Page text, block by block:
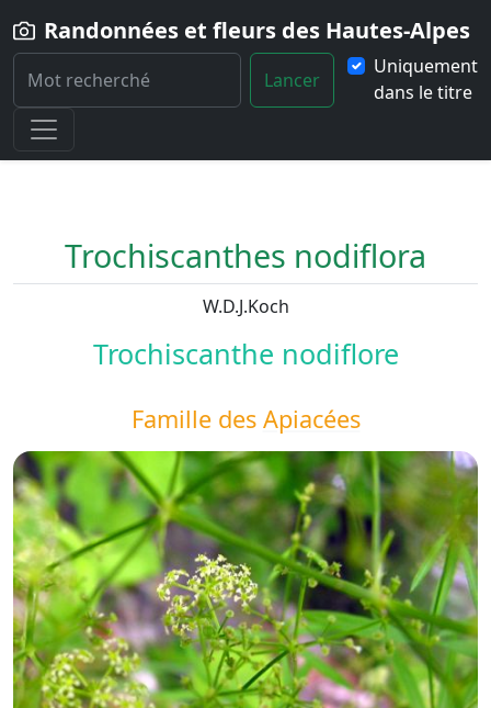
Randonnées et fleurs des Hautes-Alpes
Lancer
Uniquement
dans le titre
Home
Fleur Trochiscanthes-nodiflora
Trochiscanthes nodiflora
W.D.J.Koch
Trochiscanthe nodiflore
Famille des Apiacées